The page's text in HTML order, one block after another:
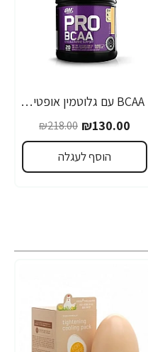
-40%
BCAA עם גלוטמין אופטימום פרו סירייס טעם אפרסק מנגו 390 גרם - מבית Optimum Nutrition
₪130.00
₪218.00
הוסף לעגלה